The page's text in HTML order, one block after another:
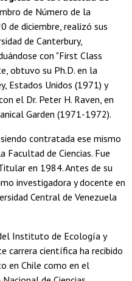
de Número de la
de diciembre, realizó sus
de Canterbury,
con "First Class
obtuvo su Ph.D. en la
Estados Unidos (1971) y
el Dr. Peter H. Raven, en
Garden (1971-1972).
contratada ese mismo
Facultad de Ciencias. Fue
en 1984. Antes de su
investigadora y docente en
Central de Venezuela
Instituto de Ecología y
carrera científica ha recibido
en Chile como en el